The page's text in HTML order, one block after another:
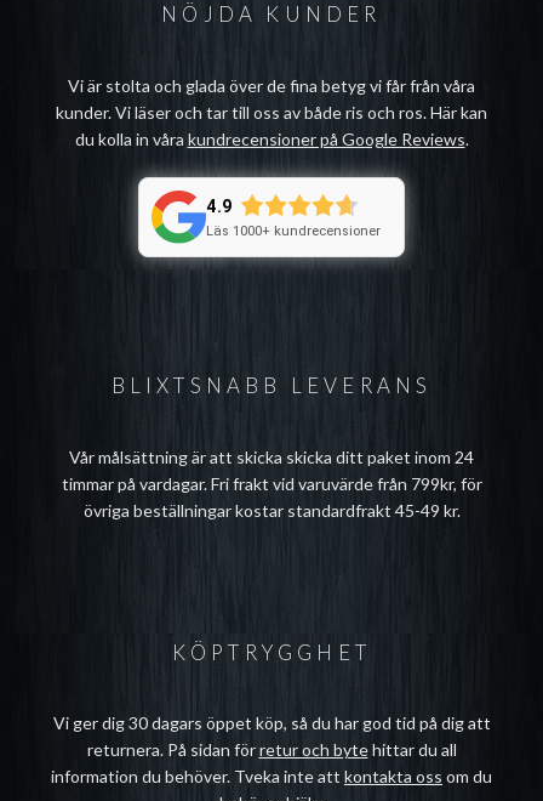
BLIXTSNABB LEVERANS
Vår målsättning är att skicka skicka ditt paket inom 24
timmar på vardagar. Fri frakt vid varuvärde från 799kr, för
övriga beställningar kostar standardfrakt 45-49 kr.
NÖJDA KUNDER
Vi är stolta och glada över de fina betyg vi får från våra
kunder. Vi läser och tar till oss av både ris och ros. Här kan
du kolla in våra kundrecensioner på Google Reviews.
4.9
Läs 1000+ kundrecensioner
KÖPTRYGGHET
Vi ger dig 30 dagars öppet köp, så du har god tid på dig att
returnera. På sidan förretur och bytehittar du all
information du behöver. Tveka inte att kontakta oss om du